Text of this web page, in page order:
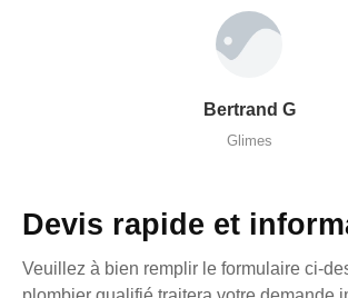
Bertrand G
Glimes
Devis rapide et
Veuillez à bien remplir le formulaire ci-